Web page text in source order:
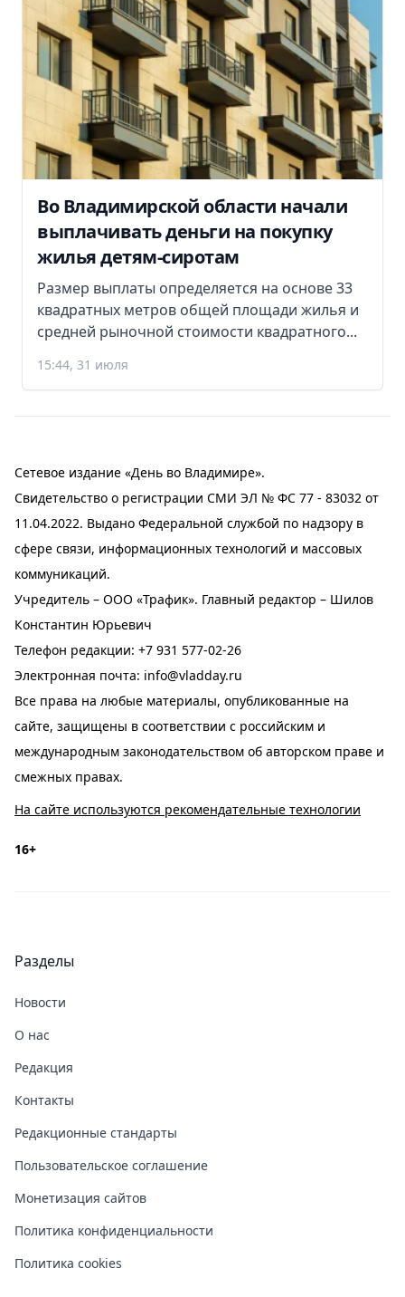
Во Владимирской области начали
выплачивать деньги на покупку
жилья детям-сиротам
Размер выплаты определяется на основе 33
квадратных метров общей площади жилья и
средней рыночной стоимости квадратного...
15:44, 31 июля
Сетевое издание «День во Владимире».
Свидетельство о регистрации СМИ ЭЛ № ФС 77 - 83032 от
11.04.2022. Выдано Федеральной службой по надзору в
сфере связи, информационных технологий и массовых
коммуникаций.
Учредитель – ООО «Трафик». Главный редактор – Шилов
Константин Юрьевич
Телефон редакции: +7 931 577-02-26
Электронная почта: info@vladday.ru
Все права на любые материалы, опубликованные на
сайте, защищены в соответствии с российским и
международным законодательством об авторском праве и
смежных правах.
На сайте используются рекомендательные технологии
16+
Разделы
Новости
О нас
Редакция
Контакты
Редакционные стандарты
Пользовательское соглашение
Монетизация сайтов
Политика конфиденциальности
Политика cookies